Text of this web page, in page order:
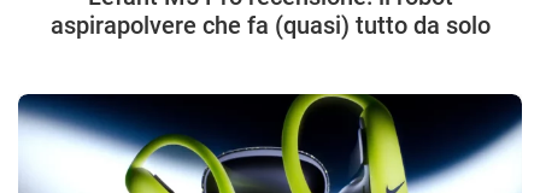
aspirapolvere che fa (quasi) tutto da solo